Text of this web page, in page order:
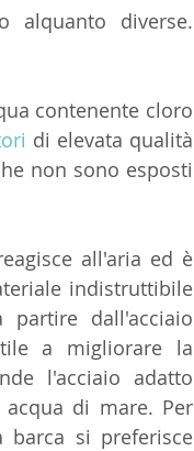
alquanto diverse.
contenente cloro
di elevata qualità
non sono esposti
all'aria ed è
indistruttibile
dall'acciaio
a migliorare la
l'acciaio adatto
di mare. Per
si preferisce